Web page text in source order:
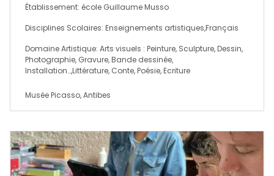
Établissement: école Guillaume Musso
Disciplines Scolaires: Enseignements artistiques,Français
Domaine Artistique: Arts visuels : Peinture, Sculpture, Dessin,
Photographie, Gravure, Bande dessinée,
Installation…,Littérature, Conte, Poésie, Ecriture
Musée Picasso, Antibes